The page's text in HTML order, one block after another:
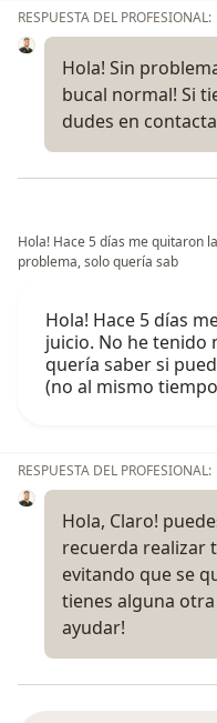
RESPUESTA DEL PROFESIONAL:
Hola! Sin
bucal normal! Si
dudes en
Hola! Hace 5 días me quitaron
problema, solo quería sab
Hola! Hace 5 días
juicio. No he tenido
quería saber si
(no al mismo
RESPUESTA DEL PROFESIONAL:
Hola, Claro!
recuerda realizar
evitando que se
tienes alguna
ayudar!